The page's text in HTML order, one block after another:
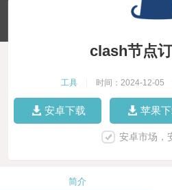
clash节点
工具 时间：2024-12-05
安卓下载 苹果
安卓市场，
简介